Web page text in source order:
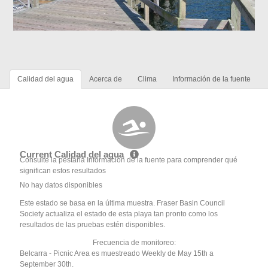
Calidad del agua Acerca de Clima Información de la fuente
Current Calidad del agua
Consulte la pestaña Información de la fuente para comprender qué
significan estos resultados
No hay datos disponibles
Este estado se basa en la última muestra. Fraser Basin Council
Society actualiza el estado de esta playa tan pronto como los
resultados de las pruebas estén disponibles.
Frecuencia de monitoreo:
Belcarra - Picnic Area es muestreado Weekly de May 15th a
September 30th.